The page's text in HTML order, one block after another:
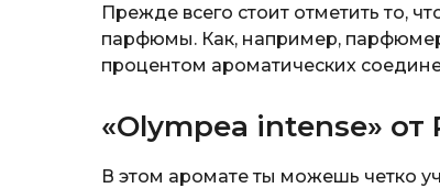
Прежде всего стоит отметить то,
парфюмы. Как, например,
процентом ароматических
«Olympea intense» от
В этом аромате ты можешь четко